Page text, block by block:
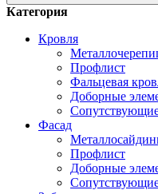
Категория
Кровля
Профлист
Фальцевая
Доборные
Фасад
Профлист
Доборные